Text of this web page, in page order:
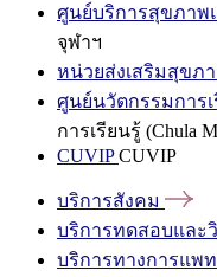
ศูนย์บริการสุขภาพ
จุฬาฯ
หน่วยส่งเสริมสุขภ
ศูนย์นวัตกรรมการเ
การเรียนรู้ (Chula
CUVIPCUVIP
บริการสังคม
บริการทดสอบและ
บริการทางการแพ